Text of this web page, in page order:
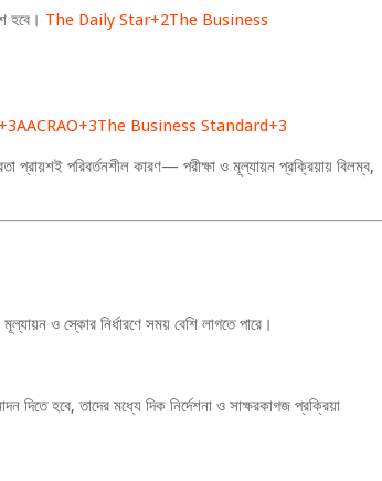
হবে। The Daily Star+2The Business
AACRAO+3The Business Standard+3
প্রায়শই পরিবর্তনশীল কারণ— পরীক্ষা ও মূল্যায়ন প্রক্রিয়ায় বিলম্ব,
মূল্যায়ন ও স্কোর নির্ধারণে সময় বেশি লাগতে পারে।
হবে, তাদের মধ্যে দিক নির্দেশনা ও সাক্ষরকাগজ প্রক্রিয়া